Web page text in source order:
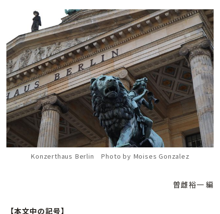
Konzerthaus Berlin Photo by Moises Gonzalez
曽雌裕一 編
【本文中の記号】